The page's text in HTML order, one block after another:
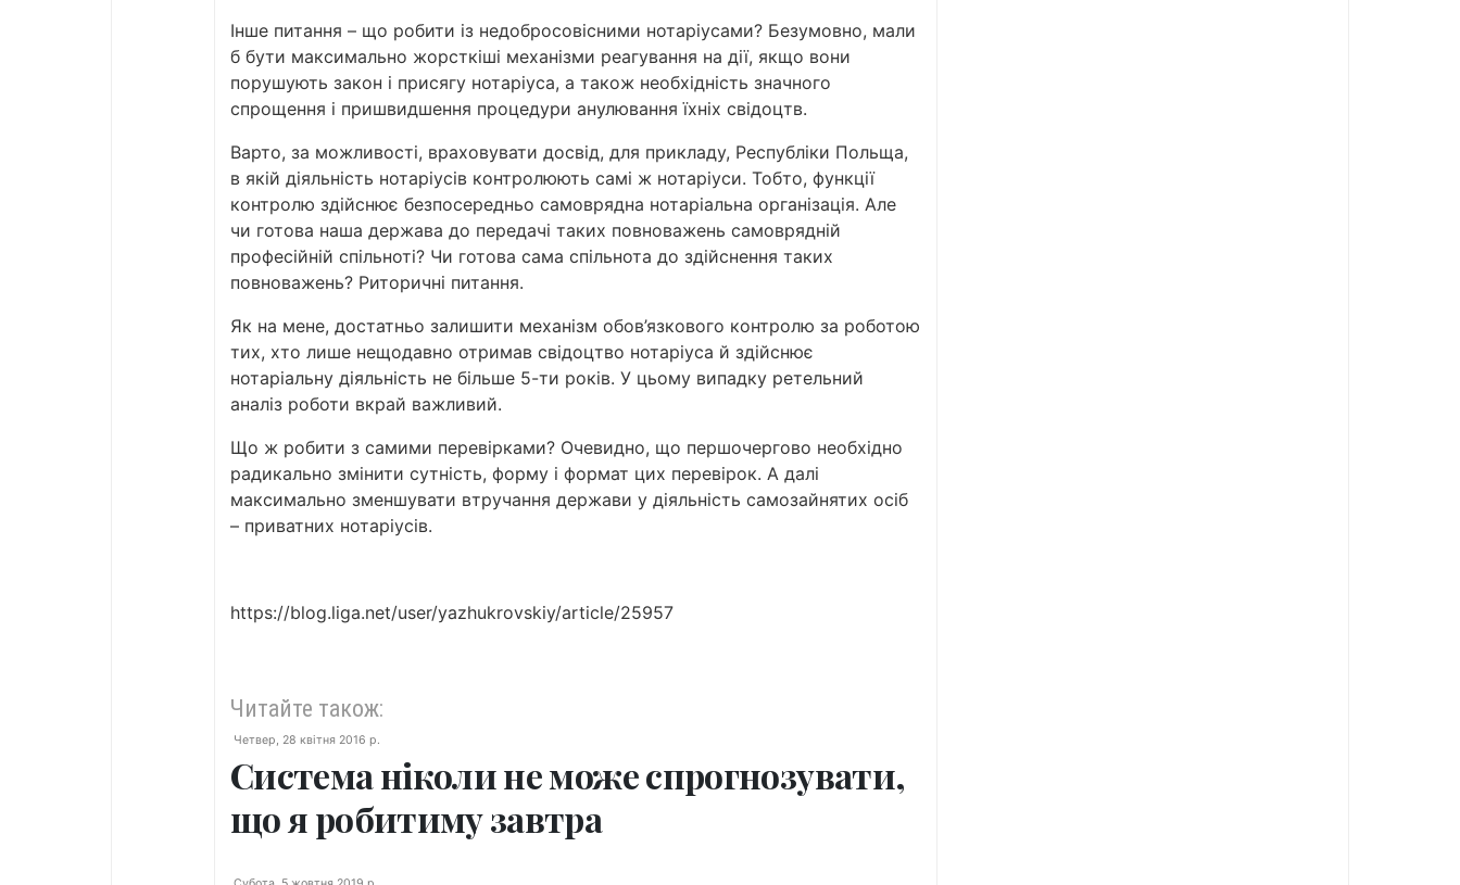
Інше питання – що робити із недобросовісними нотаріусами? Безумовно, мали
б бути максимально жорсткіші механізми реагування на дії, якщо вони
порушують закон і присягу нотаріуса, а також необхідність значного
спрощення і пришвидшення процедури анулювання їхніх свідоцтв.
Варто, за можливості, враховувати досвід, для прикладу, Республіки Польща,
в якій діяльність нотаріусів контролюють самі ж нотаріуси. Тобто, функції
контролю здійснює безпосередньо самоврядна нотаріальна організація. Але
чи готова наша держава до передачі таких повноважень самоврядній
професійній спільноті? Чи готова сама спільнота до здійснення таких
повноважень? Риторичні питання.
Як на мене, достатньо залишити механізм обов’язкового контролю за роботою
тих, хто лише нещодавно отримав свідоцтво нотаріуса й здійснює
нотаріальну діяльність не більше 5-ти років. У цьому випадку ретельний
аналіз роботи вкрай важливий.
Що ж робити з самими перевірками? Очевидно, що першочергово необхідно
радикально змінити сутність, форму і формат цих перевірок. А далі
максимально зменшувати втручання держави у діяльність самозайнятих осіб
– приватних нотаріусів.
https://blog.liga.net/user/yazhukrovskiy/article/25957
Читайте також:
Четвер, 28 квітня 2016 р.
Система ніколи не може спрогнозувати,
що я робитиму завтра